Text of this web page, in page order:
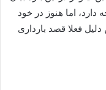
دارد، اما هنوز در خود
فعلا قصد بارداری